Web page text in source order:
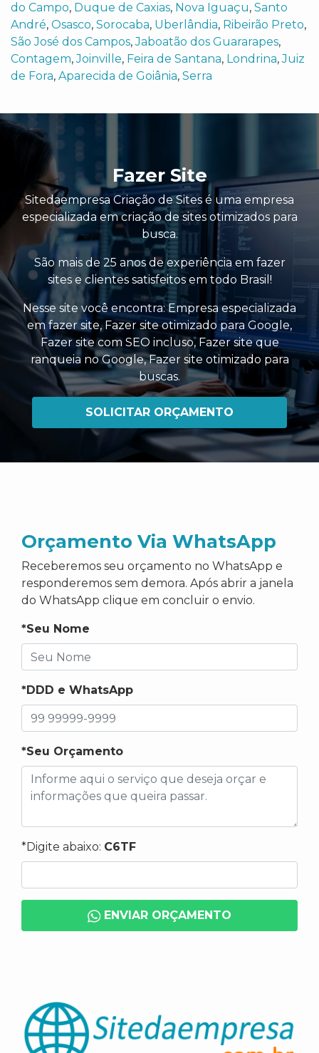
do Campo, Duque de Caxias, Nova Iguaçu, Santo
André, Osasco, Sorocaba, Uberlândia, Ribeirão Preto,
São José dos Campos,Jaboatão dos Guararapes,
Contagem,Joinville, Feira de Santana, Londrina,Juiz
de Fora, Aparecida de Goiânia, Serra
Fazer Site
Sitedaempresa Criação de Sites é uma empresa
especializada em criação de sites otimizados para
busca.
São mais de 25 anos de experiência em fazer
sites e clientes satisfeitos em todo Brasil!
Nesse site você encontra:Empresa especializada
em fazer site,Fazer site otimizado para Google,
Fazer site com SEO incluso, Fazer site que
ranqueia no Google,Fazer site otimizado para
buscas.
SOLICITAR ORÇAMENTO
Orçamento Via WhatsApp
Receberemos seu orçamento no WhatsApp e
responderemos sem demora. Após abrir a janela
do WhatsApp clique em concluir o envio.
*Seu Nome
*DDD e WhatsApp
*Seu Orçamento
*Digite abaixo: C6TF
ENVIAR ORÇAMENTO